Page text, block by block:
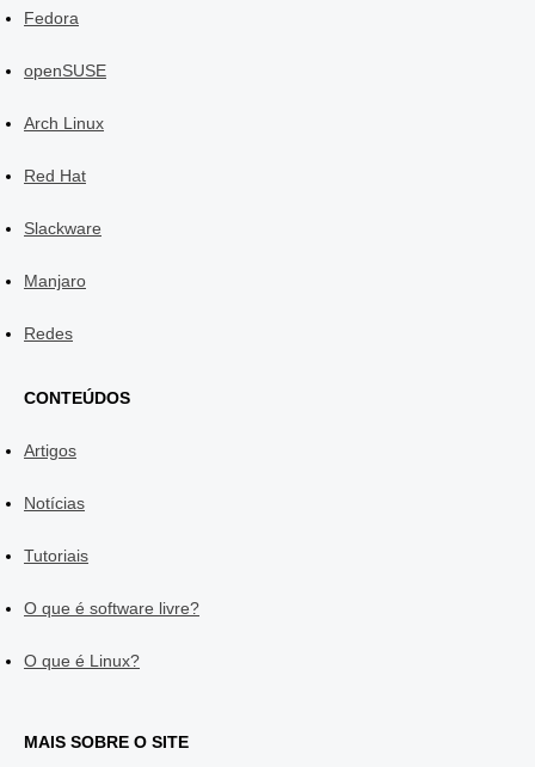
Fedora
openSUSE
Arch Linux
Red Hat
Slackware
Manjaro
Redes
CONTEÚDOS
Artigos
Notícias
Tutoriais
O que é software livre?
O que é Linux?
MAIS SOBRE O SITE